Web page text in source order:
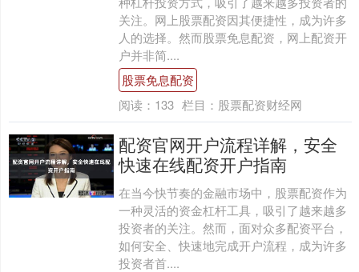
关注。网上股票配资因其便捷性，成为许多
人的选择。然而股票免息配资，网上配资开
户并非简....
股票免息配资
阅读： 133 栏目： 股票配资财经网
配资官网开户流程详解，安全
快速在线配资开户指南
在当今快节奏的金融市场中，股票配资作为
一种灵活的资金杠杆工具，吸引了越来越多
投资者的关注。然而，面对众多配资平台，
如何安全、快速地完成开户流程，成为许多
投资者首....